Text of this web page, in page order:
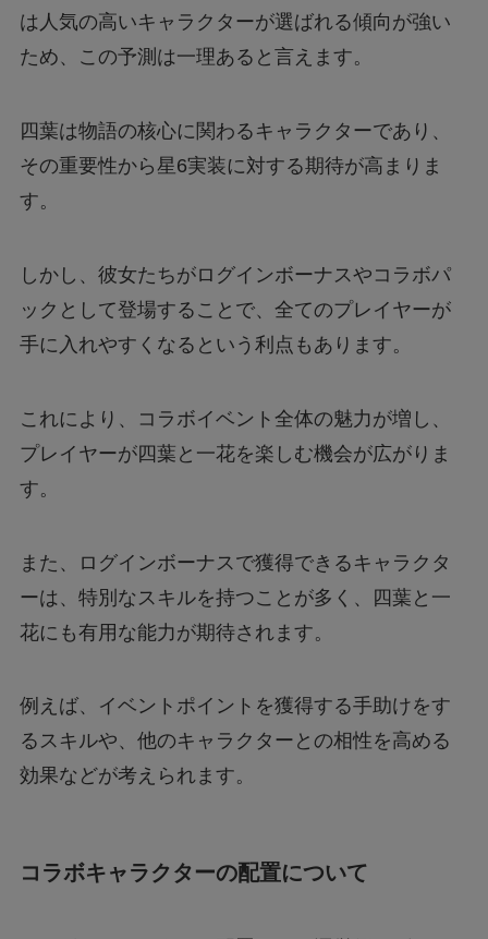
は人気の高いキャラクターが選ばれる傾向が強い
ため、この予測は一理あると言えます。
四葉は物語の核心に関わるキャラクターであり、
その重要性から星6実装に対する期待が高まりま
す。
しかし、彼女たちがログインボーナスやコラボパ
ックとして登場することで、全てのプレイヤーが
手に入れやすくなるという利点もあります。
これにより、コラボイベント全体の魅力が増し、
プレイヤーが四葉と一花を楽しむ機会が広がりま
す。
また、ログインボーナスで獲得できるキャラクタ
ーは、特別なスキルを持つことが多く、四葉と一
花にも有用な能力が期待されます。
例えば、イベントポイントを獲得する手助けをす
るスキルや、他のキャラクターとの相性を高める
効果などが考えられます。
コラボキャラクターの配置について